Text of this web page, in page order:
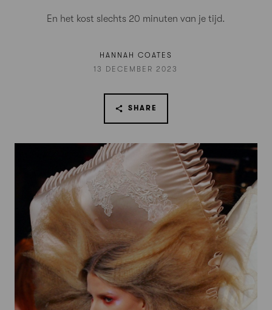
En het kost slechts 20 minuten van je tijd.
HANNAH COATES
13 DECEMBER 2023
SHARE